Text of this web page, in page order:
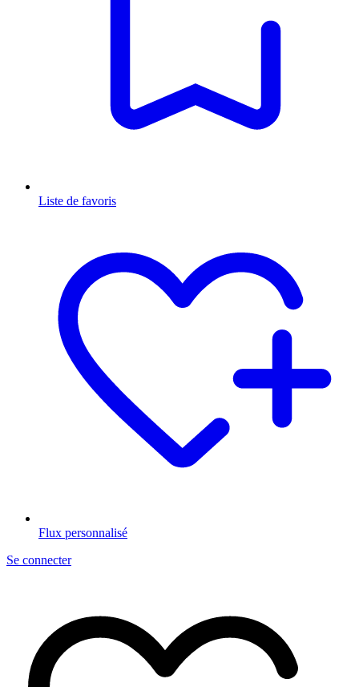
Liste de favoris
Flux personnalisé
Se connecter